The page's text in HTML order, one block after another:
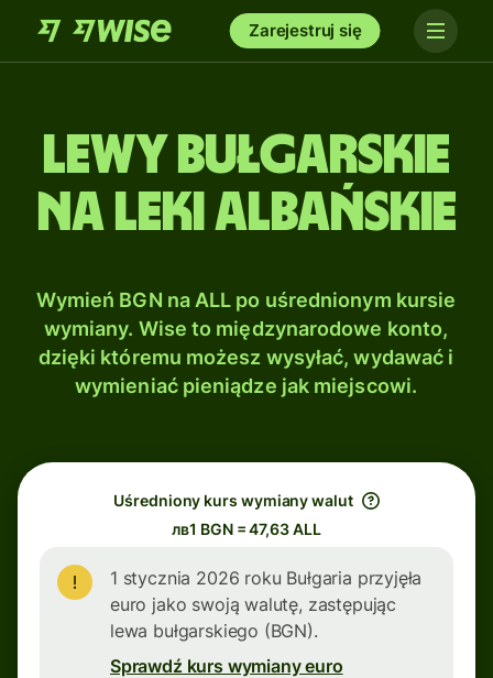
Zarejestruj się
Lewy bułgarskie
na Leki albańskie
Wymień BGN na ALL po uśrednionym kursie
wymiany. Wise to międzynarodowe konto,
dzięki któremu możesz wysyłać, wydawać i
wymieniać pieniądze jak miejscowi.
Uśredniony kurs wymiany walut
лв1 BGN = 47,63 ALL
1 stycznia 2026 roku Bułgaria przyjęła
euro jako swoją walutę, zastępując
lewa bułgarskiego (BGN).
Sprawdź kurs wymiany euro